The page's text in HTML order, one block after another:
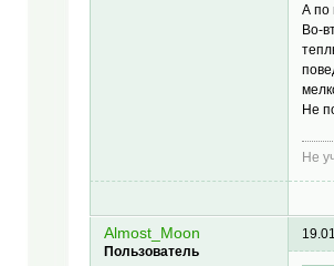
А по
Во-
Не
Не
Almost_Moon
Пользователь